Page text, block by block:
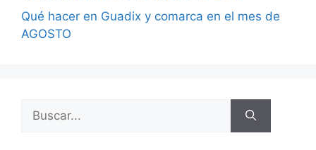
Qué hacer en Guadix y comarca en el mes de
AGOSTO